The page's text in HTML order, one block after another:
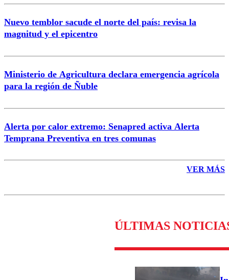
Nuevo temblor sacude el norte del país: revisa la
magnitud y el epicentro
Ministerio de Agricultura declara emergencia agrícola
para la región de Ñuble
Alerta por calor extremo: Senapred activa Alerta
Temprana Preventiva en tres comunas
VER MÁS
ÚLTIMAS